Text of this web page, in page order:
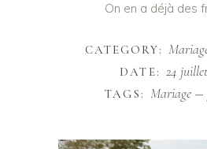
On en a déjà des
CATEGORY:
DATE: 24
TAGS: Mariage